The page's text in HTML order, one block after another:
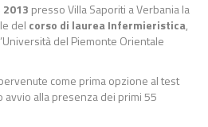
presso Villa Saporiti a Verbania la
del corso di laurea Infermieristica,
del Piemonte Orientale
come prima opzione al test
avvio alla presenza dei primi 55